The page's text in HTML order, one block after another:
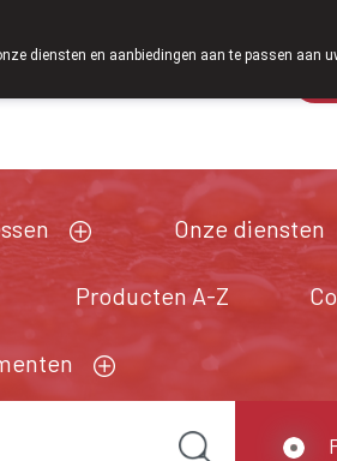
Onze diensten
Producten A-Z
diensten en aanbiedingen aan te passen aan